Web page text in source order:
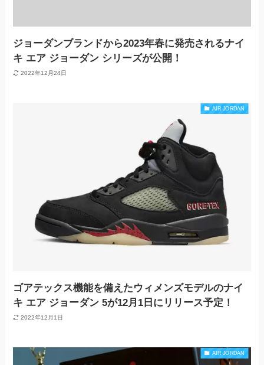
ジョーダンブランドから2023年春に発売されるナイ
キ エア ジョーダン シリーズが公開！
2022年12月24日
AIR JORDAN
ゴアテックス機能を備えたウィメンズモデルのナイ
キ エア ジョーダン 5が12月1日にリリース予定！
2022年12月1日
AIR JORDAN